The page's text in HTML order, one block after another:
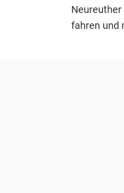
Neureuther
fahren und